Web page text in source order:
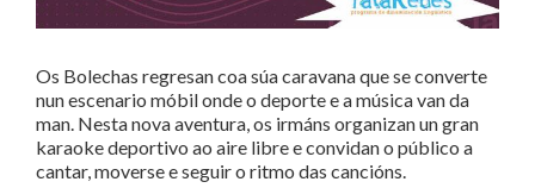
Os Bolechas regresan coa súa caravana que se converte
nun escenario móbil onde o deporte e a música van da
man. Nesta nova aventura, os irmáns organizan un gran
karaoke deportivo ao aire libre e convidan o público a
cantar, moverse e seguir o ritmo das cancións.